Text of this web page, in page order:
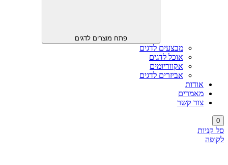
פתח מוצרים לדגים
מבצעים לדגים
אוכל לדגים
אקווריומים
אביזרים לדגים
אודות
מאמרים
צור קשר
0
סל קניות
לקופה